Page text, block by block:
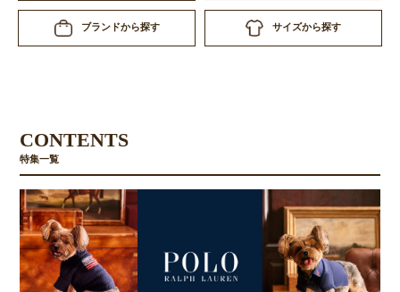
ブランドから探す サイズから探す
CONTENTS
特集一覧